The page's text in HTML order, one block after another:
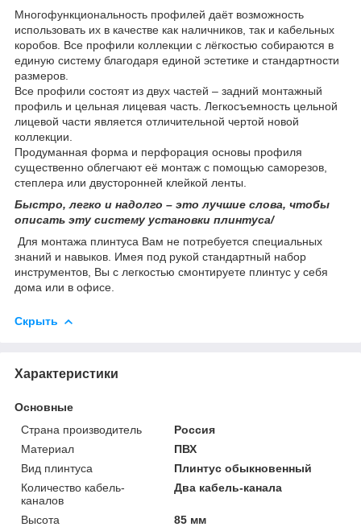
Многофункциональность профилей даёт возможность
использовать их в качестве как наличников, так и кабельных
коробов. Все профили коллекции с лёгкостью собираются в
единую систему благодаря единой эстетике и стандартности
размеров.
Все профили состоят из двух частей – задний монтажный
профиль и цельная лицевая часть. Легкосъемность цельной
лицевой части является отличительной чертой новой
коллекции.
Продуманная форма и перфорация основы профиля
существенно облегчают её монтаж с помощью саморезов,
степлера или двусторонней клейкой ленты.
Быстро, легко и надолго – это лучшие слова, чтобы
описать эту систему установки плинтуса/
Для монтажа плинтуса Вам не потребуется специальных
знаний и навыков. Имея под рукой стандартный набор
инструментов, Вы с легкостью смонтируете плинтус у себя
дома или в офисе.
Скрыть
Характеристики
Основные
Страна производитель
Россия
Материал
ПВХ
Вид плинтуса
Плинтус обыкновенный
Количество кабель-
каналов
Два кабель-канала
Высота
85 мм